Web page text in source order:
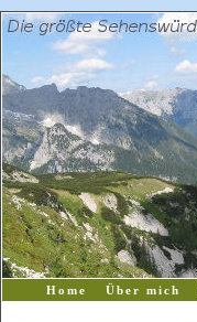
Home Über mich